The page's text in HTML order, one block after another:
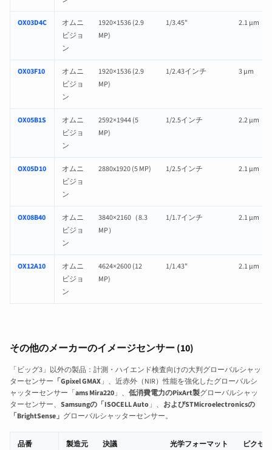
OX03D4C
オムニ
ビジョ
ン
1920×1536 (2.9
MP)
1/3.45" 2.1 µm
OX03F10
オムニ
ビジョ
ン
1920×1536 (2.9
MP)
1/2.43インチ 3 µm
OX05B1S
オムニ
ビジョ
ン
2592×1944 (5
MP)
1/2.5インチ 2.2 µm
OX05D10
オムニ
ビジョ
ン
2880x1920 (5 MP) 1/2.5インチ 2.1 µm
OX08B40
オムニ
ビジョ
ン
3840×2160（8.3
MP）
1/1.7インチ 2.1 µm
OX12A10
オムニ
ビジョ
ン
4624×2600 (12
MP)
1/1.43" 2.1 µm
その他のメーカーのイメージセンサー (10)
「ビッグ3」以外の製品：計測・ハイエンド検査向けの大判グローバルシャッ
ターセンサー 「Gpixel GMAX」、近赤外（NIR）性能を強化したグローバルシ
ャッターセンサー「ams Mira220」、 低消費電力のPixArt製グローバルシャッ
ターセンサー、 Samsungの「ISOCELL Auto」、 およびSTMicroelectronicsの
「BrightSense」 グローバルシャッターセンサー。
品番 製造元 決議 光学フォーマット ピクセ